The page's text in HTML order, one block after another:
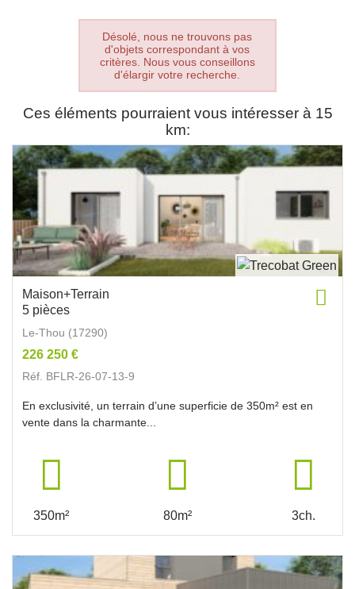
Désolé, nous ne trouvons pas
d'objets correspondant à vos
critères. Nous vous conseillons
d'élargir votre recherche.
Ces éléments pourraient vous intéresser à 15
km:
Maison+Terrain
5 pièces
Le-Thou (17290)
226 250 €
Réf. BFLR-26-07-13-9
En exclusivité, un terrain d’une superficie de 350m² est en
vente dans la charmante...
350m² 80m² 3ch.